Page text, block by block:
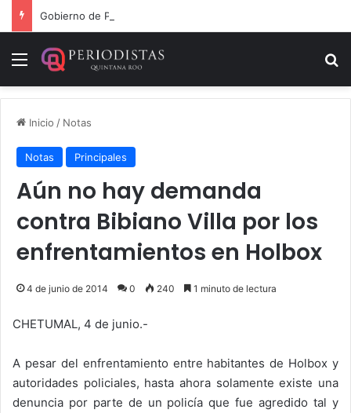
Menú
Inicio / Notas
Notas Principales
Aún no hay demanda
contra Bibiano Villa por los
enfrentamientos en Holbox
4 de junio de 2014 0 240 1 minuto de lectura
CHETUMAL, 4 de junio.-
A pesar del enfrentamiento entre habitantes de Holbox y
autoridades policiales, hasta ahora solamente existe una
denuncia por parte de un policía que fue agredido tal y